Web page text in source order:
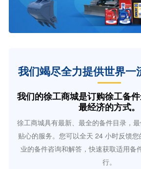
我们竭尽全力提供世界一
我们的徐工商城是订购徐工备
最经济的方式。
徐工商城具有最新、最全的备件目录，
贴心的服务。您可以全天 24 小时反馈
业的备件咨询和解答，快速获取适用备
行。